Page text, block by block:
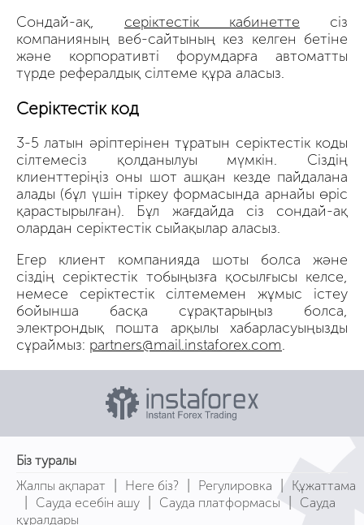
Сондай-ақ, серіктестік кабинетте сіз
компанияның веб-сайтының кез келген бетіне
және корпоративті форумдарға автоматты
түрде рефералдық сілтеме құра аласыз.
Серіктестік код
3-5 латын әріптерінен тұратын серіктестік коды
сілтемесіз қолданылуы мүмкін. Сіздің
клиенттеріңіз оны шот ашқан кезде пайдалана
алады (бұл үшін тіркеу формасында арнайы өріс
қарастырылған). Бұл жағдайда сіз сондай-ақ
олардан серіктестік сыйақылар аласыз.
Егер клиент компанияда шоты болса және
сіздің серіктестік тобыңызға қосылғысы келсе,
немесе серіктестік сілтемемен жұмыс істеу
бойынша басқа сұрақтарыңыз болса,
электрондық пошта арқылы хабарласуыңызды
сұраймыз: partners@mail.instaforex.com.
Біз туралы
Жалпы ақпарат
Неге біз? Регулировка Құжаттама
Сауда есебін ашу Сауда платформасы
Сауда
құралдары